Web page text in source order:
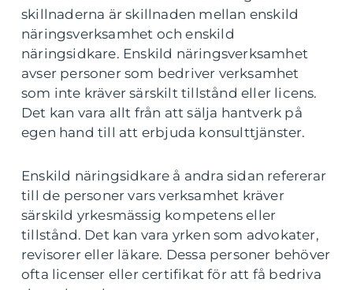
skillnaderna är skillnaden mellan enskild
näringsverksamhet och enskild
näringsidkare. Enskild näringsverksamhet
avser personer som bedriver verksamhet
som inte kräver särskilt tillstånd eller licens.
Det kan vara allt från att sälja hantverk på
egen hand till att erbjuda konsulttjänster.
Enskild näringsidkare å andra sidan refererar
till de personer vars verksamhet kräver
särskild yrkesmässig kompetens eller
tillstånd. Det kan vara yrken som advokater,
revisorer eller läkare. Dessa personer behöver
ofta licenser eller certifikat för att få bedriva